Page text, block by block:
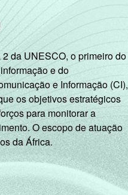
da UNESCO, o primeiro do
e do
e Informação (CI),
os objetivos estratégicos
para monitorar a
O escopo de atuação
da África.